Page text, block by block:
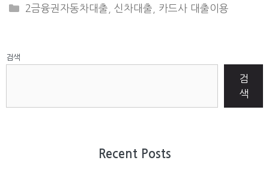
CATEGORIES
2금융권자동차대출 ,신차대출 카드사 대출이용
검색
검
색
Recent Posts